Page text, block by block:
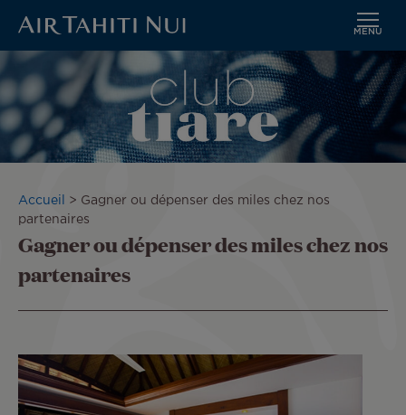
Aller
au
contenu
principal
MENU
Image
Fil
d'Ariane
Accueil
Gagner ou dépenser des miles chez nos
partenaires
Gagner ou dépenser des miles chez nos
partenaires